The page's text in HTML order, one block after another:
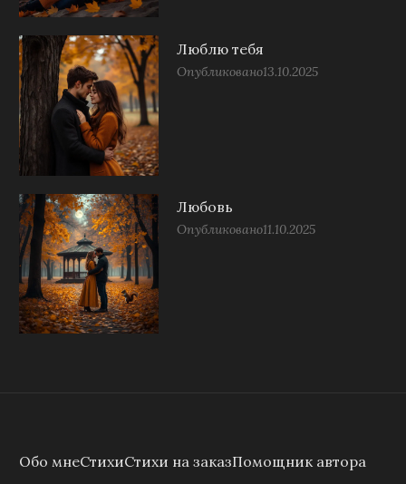
Люблю тебя
Опубликовано13.10.2025
Любовь
Опубликовано11.10.2025
Обо мнеСтихиСтихи на заказПомощник автора